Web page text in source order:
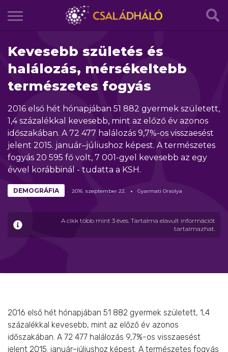
Kevesebb születés és
halálozás, mérsékeltebb
természetes fogyás
2016 első hét hónapjában 51 882 gyermek született,
1,4 százalékkal kevesebb, mint az előző év azonos
időszakában. A 72 477 halálozás 9,7%-os visszaesést
jelent 2015. január–júliushoz képest. A természetes
fogyás 20 595 fő volt, 7 001-gyel kevesebb az egy
évvel korábbinál - tudatta a KSH.
A cikk több mint 3 éves. Tartalma elavult információt
tartalmazhat.
DEMOGRÁFIA 2016. szeptember 22. Gyarmati Orsolya
2016 első hét hónapjában 51 882 gyermek született, 1,4
százalékkal kevesebb, mint az előző év azonos
időszakában. A 72 477 halálozás 9,7%-os visszaesést
jelent 2015. január–júliushoz képest. A természetes fogyás